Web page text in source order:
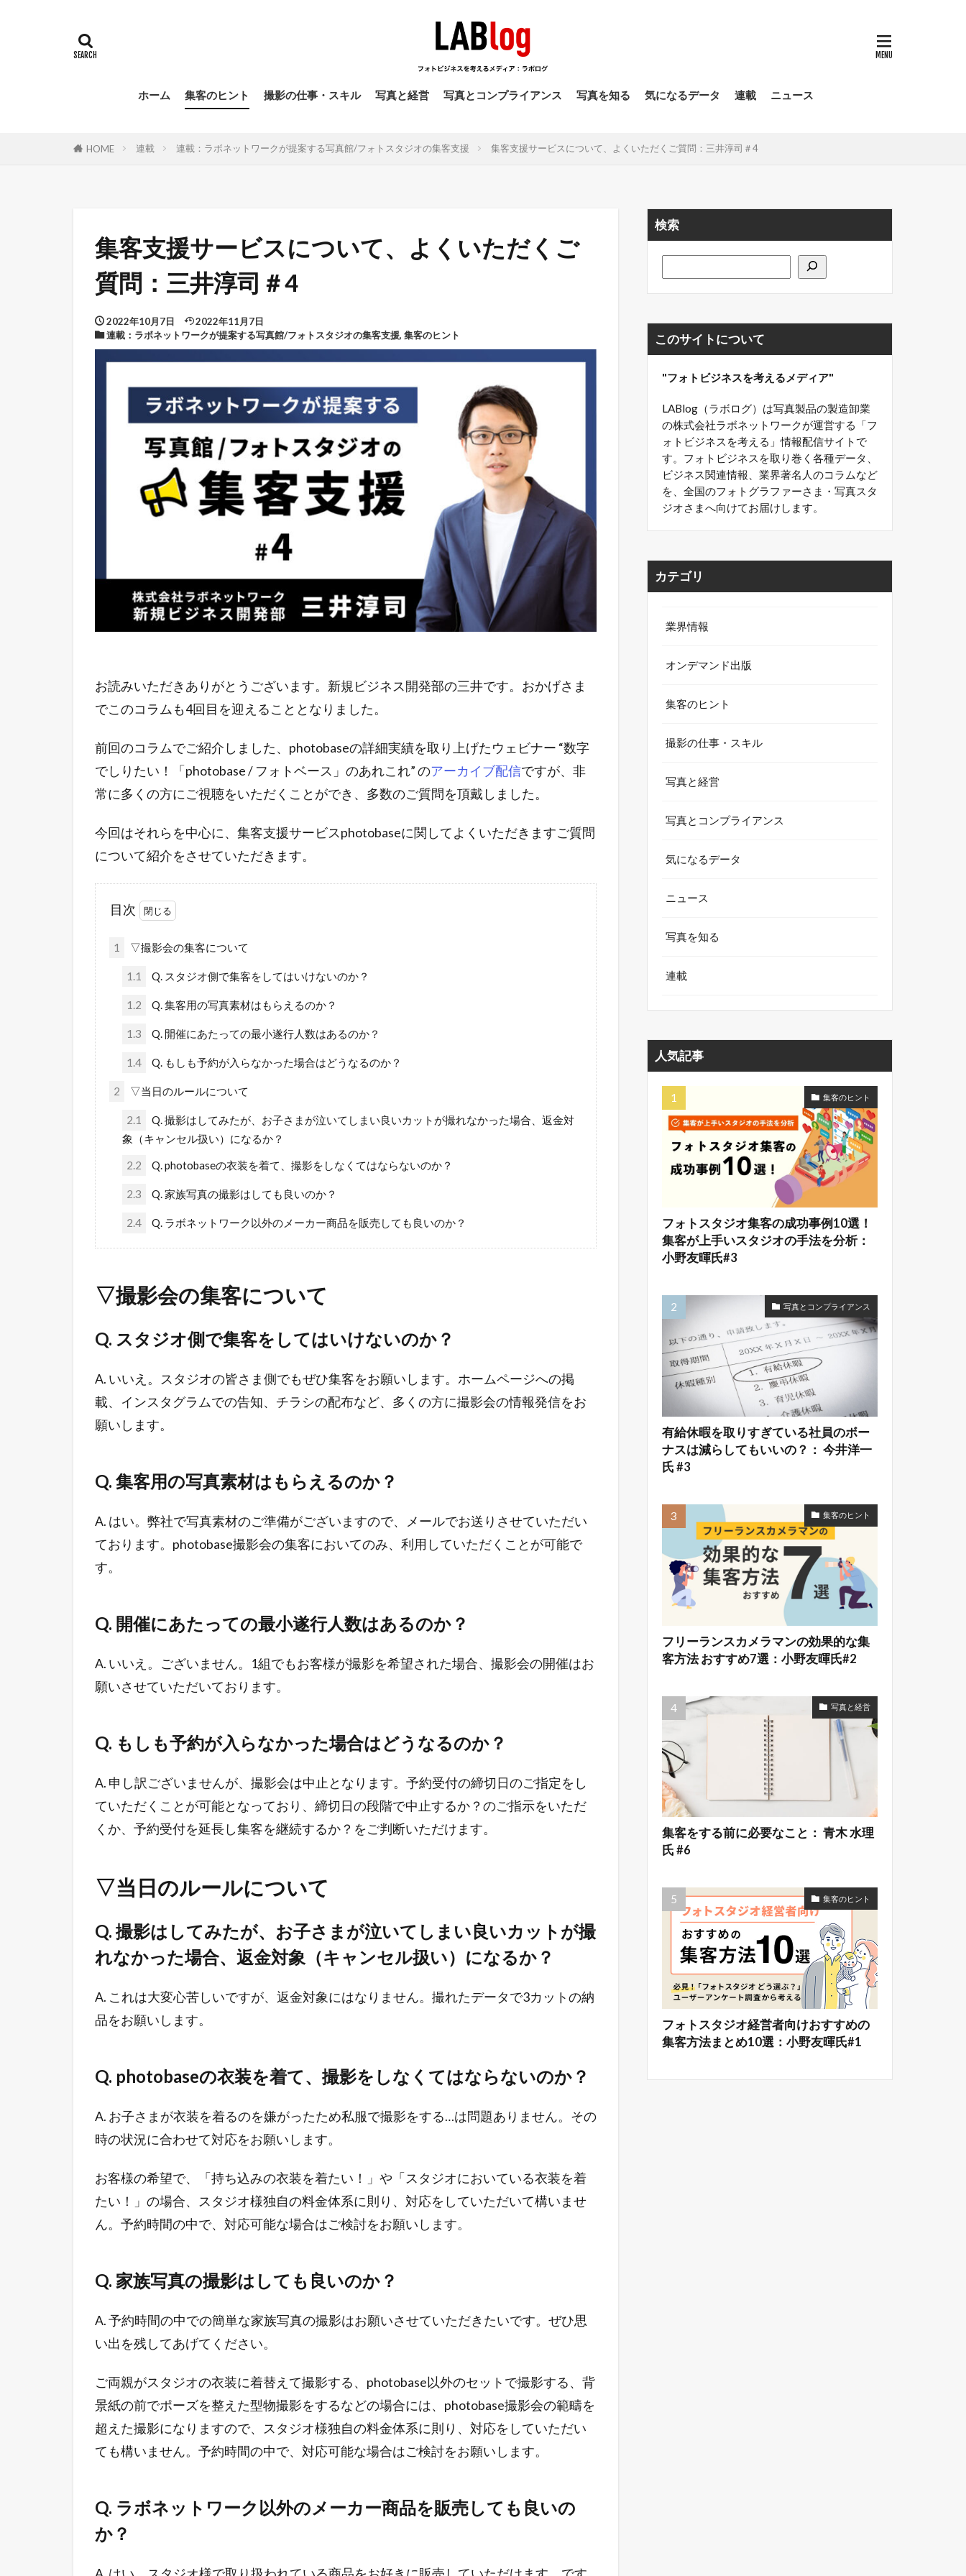
ホーム 集客のヒント 撮影の仕事・スキル 写真と経営 写真とコンプライアンス 写真を知る 気になるデータ 連載 ニュース
HOME 連載 連載：ラボネットワークが提案する写真館/フォトスタジオの集客支援 集客支援サービスについて、よくいただくご質問：三井淳司＃4
集客支援サービスについて、よくいただくご
質問：三井淳司＃4
2022年10月7日
2022年11月7日
連載：ラボネットワークが提案する写真館/フォトスタジオの集客支援, 集客のヒント
お読みいただきありがとうございます。新規ビジネス開発部の三井です。おかげさま
でこのコラムも4回目を迎えることとなりました。
前回のコラムでご紹介しました、photobaseの詳細実績を取り上げたウェビナー “数字
でしりたい！「photobase / フォトベース」のあれこれ” のアーカイブ配信ですが、非
常に多くの方にご視聴をいただくことができ、多数のご質問を頂戴しました。
今回はそれらを中心に、集客支援サービスphotobaseに関してよくいただきますご質問
について紹介をさせていただきます。
目次
1 ▽撮影会の集客について
1.1 Q. スタジオ側で集客をしてはいけないのか？
1.2 Q. 集客用の写真素材はもらえるのか？
1.3 Q. 開催にあたっての最小遂行人数はあるのか？
1.4 Q. もしも予約が入らなかった場合はどうなるのか？
2 ▽当日のルールについて
2.1
Q. 撮影はしてみたが、お子さまが泣いてしまい良いカットが撮れなかった場合、返金対
象（キャンセル扱い）になるか？
2.2 Q. photobaseの衣装を着て、撮影をしなくてはならないのか？
2.3 Q. 家族写真の撮影はしても良いのか？
2.4 Q. ラボネットワーク以外のメーカー商品を販売しても良いのか？
▽撮影会の集客について
Q. スタジオ側で集客をしてはいけないのか？
A. いいえ。スタジオの皆さま側でもぜひ集客をお願いします。ホームページへの掲
載、インスタグラムでの告知、チラシの配布など、多くの方に撮影会の情報発信をお
願いします。
Q. 集客用の写真素材はもらえるのか？
A. はい。弊社で写真素材のご準備がございますので、メールでお送りさせていただい
ております。photobase撮影会の集客においてのみ、利用していただくことが可能で
す。
Q. 開催にあたっての最小遂行人数はあるのか？
A. いいえ。ございません。1組でもお客様が撮影を希望された場合、撮影会の開催はお
願いさせていただいております。
Q. もしも予約が入らなかった場合はどうなるのか？
A. 申し訳ございませんが、撮影会は中止となります。予約受付の締切日のご指定をし
ていただくことが可能となっており、締切日の段階で中止するか？のご指示をいただ
くか、予約受付を延長し集客を継続するか？をご判断いただけます。
▽当日のルールについて
Q. 撮影はしてみたが、お子さまが泣いてしまい良いカットが撮
れなかった場合、返金対象（キャンセル扱い）になるか？
A. これは大変心苦しいですが、返金対象にはなりません。撮れたデータで3カットの納
品をお願いします。
Q. photobaseの衣装を着て、撮影をしなくてはならないのか？
A. お子さまが衣装を着るのを嫌がったため私服で撮影をする…は問題ありません。その
時の状況に合わせて対応をお願いします。
お客様の希望で、「持ち込みの衣装を着たい！」や「スタジオにおいている衣装を着
たい！」の場合、スタジオ様独自の料金体系に則り、対応をしていただいて構いませ
ん。予約時間の中で、対応可能な場合はご検討をお願いします。
Q. 家族写真の撮影はしても良いのか？
A. 予約時間の中での簡単な家族写真の撮影はお願いさせていただきたいです。ぜひ思
い出を残してあげてください。
ご両親がスタジオの衣装に着替えて撮影する、photobase以外のセットで撮影する、背
景紙の前でポーズを整えた型物撮影をするなどの場合には、photobase撮影会の範疇を
超えた撮影になりますので、スタジオ様独自の料金体系に則り、対応をしていただい
ても構いません。予約時間の中で、対応可能な場合はご検討をお願いします。
Q. ラボネットワーク以外のメーカー商品を販売しても良いの
か？
検索
このサイトについて
"フォトビジネスを考えるメディア"
LABlog（ラボログ）は写真製品の製造卸業
の株式会社ラボネットワークが運営する「フ
ォトビジネスを考える」情報配信サイトで
す。フォトビジネスを取り巻く各種データ、
ビジネス関連情報、業界著名人のコラムなど
を、全国のフォトグラファーさま・写真スタ
ジオさまへ向けてお届けします。
カテゴリ
業界情報
オンデマンド出版
集客のヒント
撮影の仕事・スキル
写真と経営
写真とコンプライアンス
気になるデータ
ニュース
写真を知る
連載
人気記事
集客のヒント
フォトスタジオ集客の成功事例10選！
集客が上手いスタジオの手法を分析：
小野友暉氏#3
写真とコンプライアンス
有給休暇を取りすぎている社員のボー
ナスは減らしてもいいの？： 今井洋一
氏 #3
集客のヒント
フリーランスカメラマンの効果的な集
客方法 おすすめ7選：小野友暉氏#2
写真と経営
集客をする前に必要なこと： 青木 水理
氏 #6
集客のヒント
フォトスタジオ経営者向けおすすめの
集客方法まとめ10選：小野友暉氏#1